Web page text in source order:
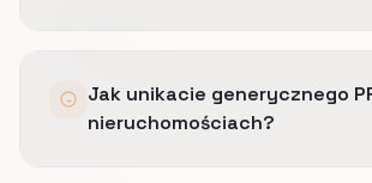
etapu, które potrzebują autorytetu
klient naprawdę ocenia opcje.
Jak unikacie generycznego
nieruchomościach?